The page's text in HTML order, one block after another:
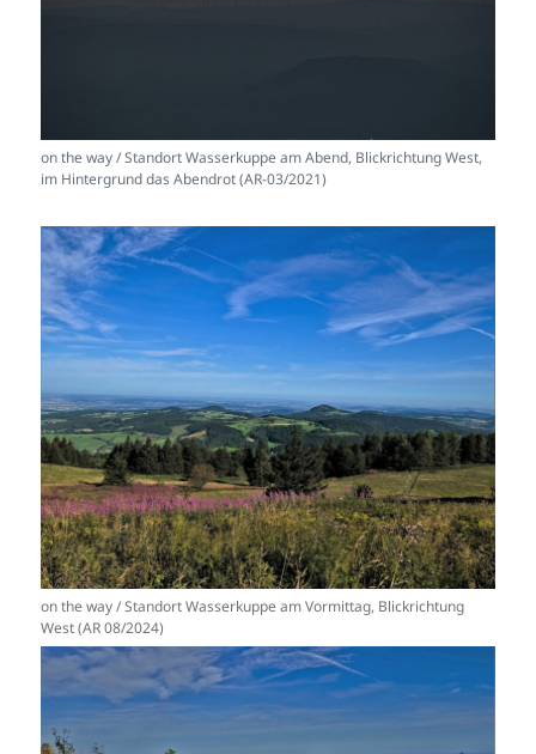
on the way / Standort Wasserkuppe am Abend, Blickrichtung West,
im Hintergrund das Abendrot (AR-03/2021)
on the way / Standort Wasserkuppe am Vormittag, Blickrichtung
West (AR 08/2024)